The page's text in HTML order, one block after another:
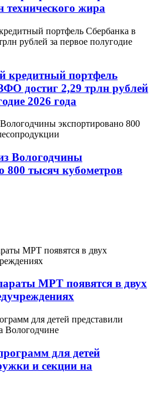
технического жира
кредитный портфель
достиг 2,29 трлн рублей
2026 года
Вологодчины
800 тысяч кубометров
МРТ появятся в двух
для детей
и секции на